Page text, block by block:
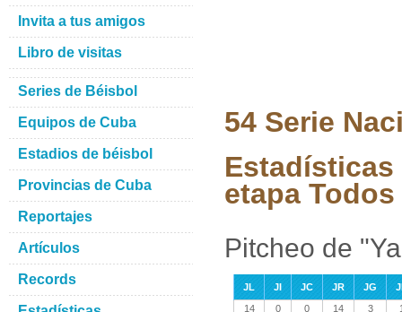
54 Serie
Estadísticas
etapa
Pitcheo de
JL JI JC JR JG
14
0 0 14 3
Invita a tus amigos
Libro de visitas
Series de Béisbol
Equipos de Cuba
Estadios de béisbol
Provincias de Cuba
Reportajes
Artículos
Records